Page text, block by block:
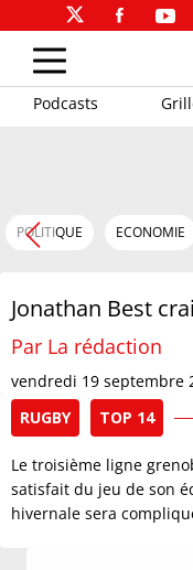
Podcasts
POLITIQUE ECONOMIE
Jonathan Best
Par La rédaction
vendredi 19 septembre
RUGBY
TOP 14
Le troisième ligne
satisfait du jeu de son
hivernale sera